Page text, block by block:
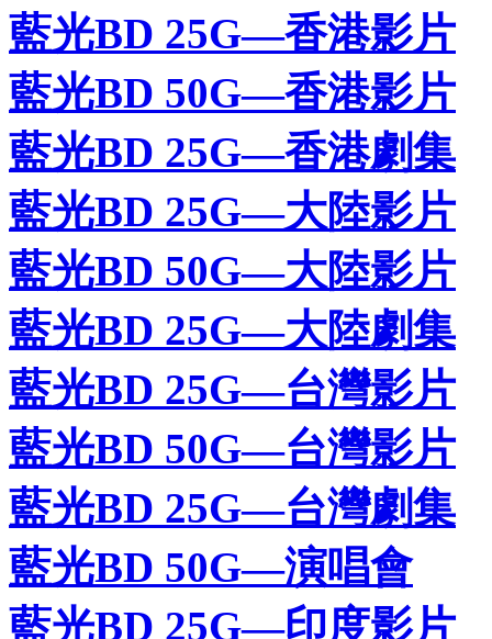
藍光BD 25G—香港影片
藍光BD 50G—香港影片
藍光BD 25G—香港劇集
藍光BD 25G—大陸影片
藍光BD 50G—大陸影片
藍光BD 25G—大陸劇集
藍光BD 25G—台灣影片
藍光BD 50G—台灣影片
藍光BD 25G—台灣劇集
藍光BD 50G—演唱會
藍光BD 25G—印度影片